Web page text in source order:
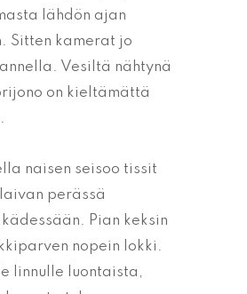
lähdön ajan
Sitten kamerat jo
Vesiltä nähtynä
on kieltämättä
naisen seisoo tissit
perässä
Pian keksin
nopein lokki.
linnulle luontaista,